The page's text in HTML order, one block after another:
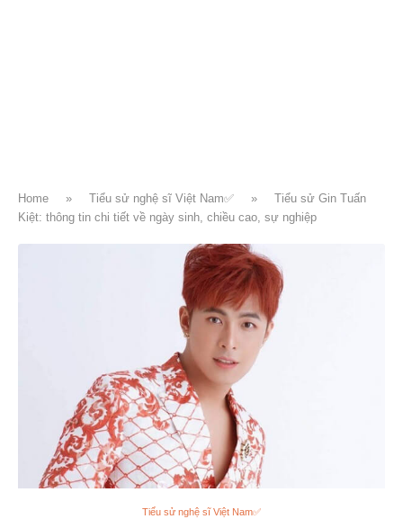
Home » Tiểu sử nghệ sĩ Việt Nam✅ »
Tiểu sử Gin Tuấn
Kiệt: thông tin chi tiết về ngày sinh, chiều cao, sự nghiệp
Tiểu sử nghệ sĩ Việt Nam✅